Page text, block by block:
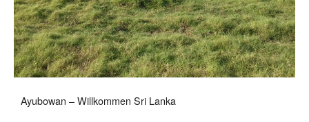
Ayubowan – Willkommen Sri Lanka